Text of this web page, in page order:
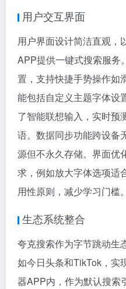
用户交互界面
用户界面设计简洁直观，
APP提供一键式搜索服务
置，支持快捷手势操作如
能包括自定义主题字体设
了智能联想输入，实时预
语。数据同步功能跨设备
源但不永久存储。界面优
求，例如放大字体选项适
用性原则，减少学习门槛。
生态系统整合
夸克搜索作为字节跳动生
如今日头条和TikTok，实
器APP内，作为默认搜索